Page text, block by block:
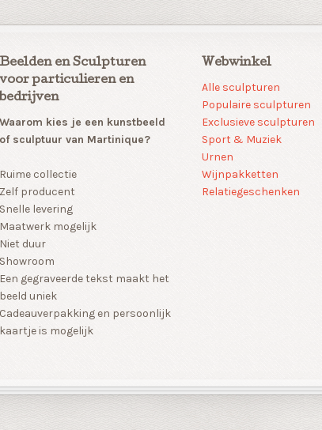
Beelden en Sculpturen
voor particulieren en
bedrijven
Waarom kies je een kunstbeeld
of sculptuur van Martinique?
Ruime collectie
Zelf producent
Snelle levering
Maatwerk mogelijk
Niet duur
Showroom
Een gegraveerde tekst maakt het
beeld uniek
Cadeauverpakking en persoonlijk
kaartje is mogelijk
Webwinkel
Alle sculpturen
Populaire sculpturen
Exclusieve sculpturen
Sport & Muziek
Urnen
Wijnpakketten
Relatiegeschenken